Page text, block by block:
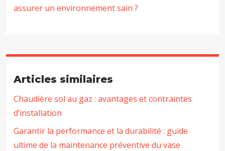
assurer un environnement sain ?
Articles similaires
Chaudière sol au gaz : avantages et contraintes
d’installation
Garantir la performance et la durabilité : guide
ultime de la maintenance préventive du vase